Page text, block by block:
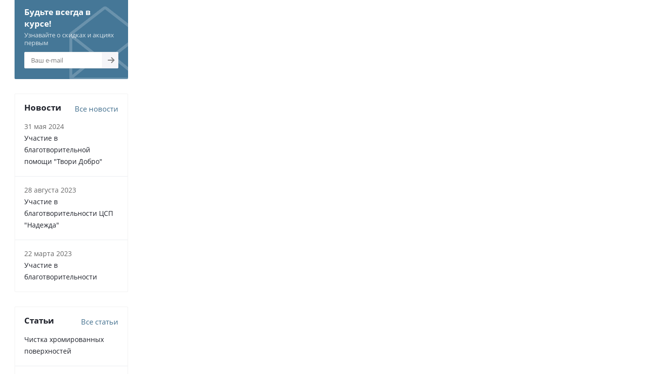
Будьте всегда в
курсе!
Узнавайте о скидках и акциях
первым
Новости Все новости
31 мая 2024
Участие в
благотворительной
помощи "Твори Добро"
28 августа 2023
Участие в
благотворительности ЦСП
"Надежда"
22 марта 2023
Участие в
благотворительности
Статьи Все статьи
Чистка хромированных
поверхностей